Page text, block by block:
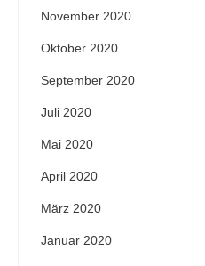
November 2020
Oktober 2020
September 2020
Juli 2020
Mai 2020
April 2020
März 2020
Januar 2020